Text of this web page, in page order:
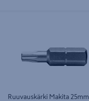
Ruuvauskärki Makita 25mm